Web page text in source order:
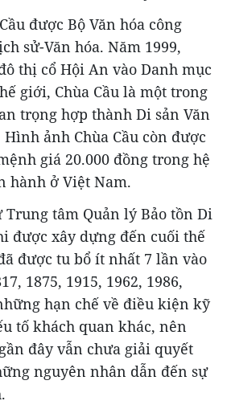
được Bộ Văn hóa công
sử-Văn hóa. Năm 1999,
thị cổ Hội An vào Danh mục
giới, Chùa Cầu là một trong
trọng hợp thành Di sản Văn
ảnh Chùa Cầu còn được
giá 20.000 đồng trong hệ
hành ở Việt Nam.
tâm Quản lý Bảo tồn Di
được xây dựng đến cuối thế
được tu bổ ít nhất 7 lần vào
1875, 1915, 1962, 1986,
hạn chế về điều kiện kỹ
tố khách quan khác, nên
đây vẫn chưa giải quyết
nguyên nhân dẫn đến sự